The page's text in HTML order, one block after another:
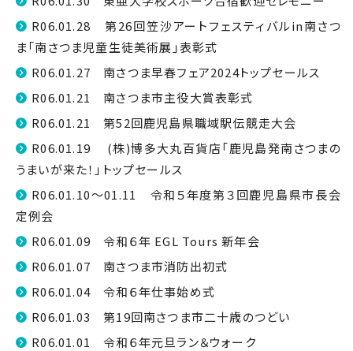
R06.01.28 第26回笠沙アートフェスティバルin南さつ
ま「南さつま児童生徒美術展」表彰式
R06.01.27 南さつま早春フェア2024トップセールス
R06.01.21 南さつま市主役大賞表彰式
R06.01.21 第52回鹿児島県職域駅伝競走大会
R06.01.19 (株)博多大丸百貨店「鹿児島発南さつまの
うまいが来た！」トップセールス
R06.01.10～01.11 令和５年度第３回鹿児島県市長会
定例会
R06.01.09 令和６年 EGL Tours 新年会
R06.01.07 南さつま市消防出初式
R06.01.04 令和６年仕事始め式
R06.01.03 第19回南さつま市二十歳のつどい
R06.01.01 令和６年元旦ラン＆ウォーク